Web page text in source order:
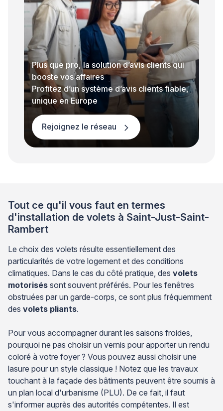
Plus que pro, la solution d’avis clients qui
booste vos affaires
Profitez d’un système d’avis clients fiable,
unique en Europe
Rejoignez le réseau
Tout ce qu'il vous faut en termes
d'installation de volets à Saint-Just-Saint-
Rambert
Le choix des volets résulte essentiellement des
particularités de votre logement et des conditions
climatiques. Dans le cas du côté pratique, des volets
motorisés sont souvent préférés. Pour les fenêtres
obstruées par un garde-corps, ce sont plus fréquemment
des volets pliants.
Pour vous accompagner durant les saisons froides,
pourquoi ne pas choisir un vernis pour apporter un rendu
coloré à votre foyer ? Vous pouvez aussi choisir une
lasure pour un style classique ! Notez que les travaux
touchant à la façade des bâtiments peuvent être soumis à
un plan local d'urbanisme (PLU). De ce fait, il faut
s'informer auprès des autorités compétentes. Il est